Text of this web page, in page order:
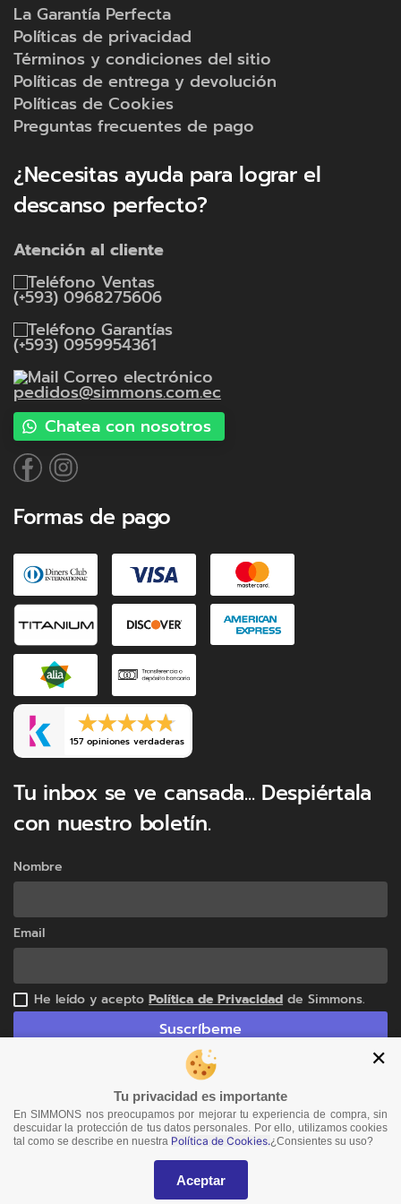
Tu privacidad es importante
En SIMMONS nos preocupamos por mejorar tu experiencia de compra, sin
descuidar la protección de tus datos personales. Por ello, utilizamos cookies
tal como se describe en nuestra Política de Cookies.¿Consientes su uso?
Aceptar
✕
La Garantía Perfecta
Políticas de privacidad
Términos y condiciones del sitio
Políticas de entrega y devolución
Políticas de Cookies
Preguntas frecuentes de pago
¿Necesitas ayuda para lograr el
descanso perfecto?
Atención al cliente
Ventas
(+593) 0968275606
Garantías
(+593) 0959954361
Correo electrónico
pedidos@simmons.com.ec
Chatea con nosotros
Formas de pago
157 opiniones verdaderas
Tu inbox se ve cansada... Despiértala
con nuestro boletín.
Nombre
Email
He leído y aceptoPolítica de Privacidad de Simmons.
Suscríbeme
© 2025 Todos los derechos reservados
Simmons Ecuador Corporación Sicorpmattress S.A.